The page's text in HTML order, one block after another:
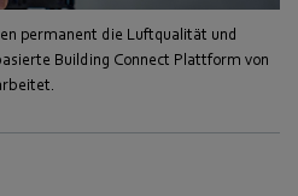
permanent die Luftqualität und
Building Connect Plattform von